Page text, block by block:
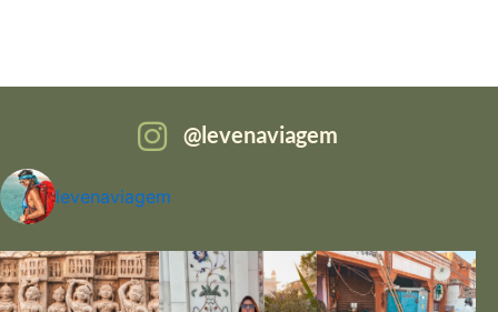
levenaviagem
levenaviagem